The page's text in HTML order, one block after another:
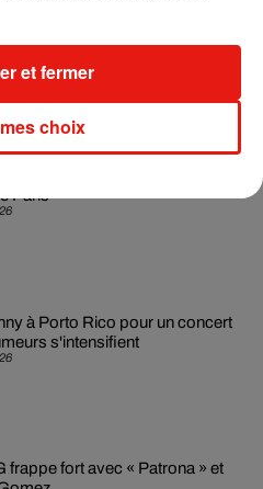
Paris
à Porto Rico pour un concert
s'intensifient
frappe fort avec « Patrona » et
choix
et fermer